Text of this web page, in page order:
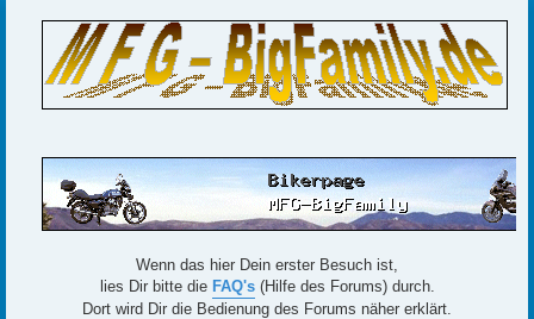
Wenn das hier Dein erster Besuch ist,
lies Dir bitte die FAQ's(Hilfe des Forums) durch.
Dort wird Dir die Bedienung des Forums näher erklärt.